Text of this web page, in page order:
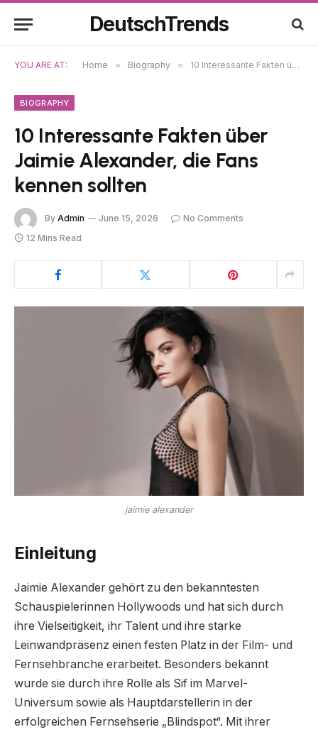
DeutschTrends
YOU ARE AT: Home » Biography » 10 Interessante Fakten über Jaimie Alexander, die Fans kennen sollten
BIOGRAPHY
10 Interessante Fakten über
Jaimie Alexander, die Fans
kennen sollten
By Admin June 15, 2026
No Comments
12 Mins Read
jaimie alexander
Einleitung
Jaimie Alexander gehört zu den bekanntesten
Schauspielerinnen Hollywoods und hat sich durch
ihre Vielseitigkeit, ihr Talent und ihre starke
Leinwandpräsenz einen festen Platz in der Film- und
Fernsehbranche erarbeitet. Besonders bekannt
wurde sie durch ihre Rolle als Sif im Marvel-
Universum sowie als Hauptdarstellerin in der
erfolgreichen Fernsehserie „Blindspot“. Mit ihrer